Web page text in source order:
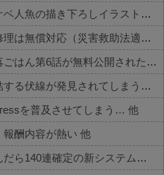
【画像】ニジガク京まふドスケベ人魚の描き下ろしイラスト【ラブライブ！虹ヶ咲】
任天堂、熊本地震を受け製品修理は無償対応（災害救助法適用地域）
【速報】ルシファーさんの堕落ごはん第6話が無料公開された件
【衝撃】彩卵がサイタマに直結する伏線が発見されてしまうｗｗｗ 他
を普及させてしまう… 他
報酬内容が熱い 他
【アツい】全員セーフティ選んだら140連確定の新システムが話題 他